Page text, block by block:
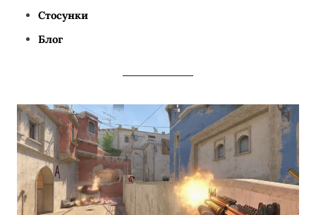
Стосунки
Блог